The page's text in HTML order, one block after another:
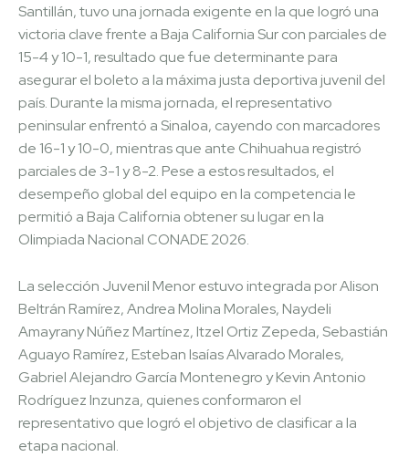
Santillán, tuvo una jornada exigente en la que logró una
victoria clave frente a Baja California Sur con parciales de
15-4 y 10-1, resultado que fue determinante para
asegurar el boleto a la máxima justa deportiva juvenil del
país. Durante la misma jornada, el representativo
peninsular enfrentó a Sinaloa, cayendo con marcadores
de 16-1 y 10-0, mientras que ante Chihuahua registró
parciales de 3-1 y 8-2. Pese a estos resultados, el
desempeño global del equipo en la competencia le
permitió a Baja California obtener su lugar en la
Olimpiada Nacional CONADE 2026.
La selección Juvenil Menor estuvo integrada por Alison
Beltrán Ramírez, Andrea Molina Morales, Naydeli
Amayrany Núñez Martínez, Itzel Ortiz Zepeda, Sebastián
Aguayo Ramírez, Esteban Isaías Alvarado Morales,
Gabriel Alejandro García Montenegro y Kevin Antonio
Rodríguez Inzunza, quienes conformaron el
representativo que logró el objetivo de clasificar a la
etapa nacional.